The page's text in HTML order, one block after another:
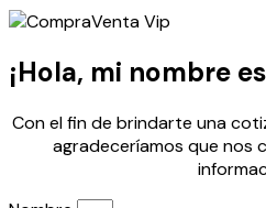
¡Hola, mi nombre
Con el fin de brindarte una
agradeceríamos que nos